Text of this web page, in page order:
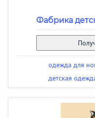
Фабрика
одежда для
детская